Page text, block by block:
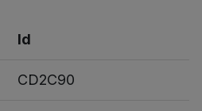
Id
CD2C90